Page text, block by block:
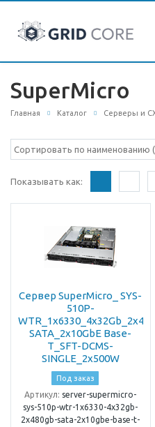
SuperMicro
Главная Каталог Серверы и
Показывать как:
Сервер SuperMicro_ SYS-
510P-
SATA_2x10GbE Base-
T_SFT-DCMS-
SINGLE_2x500W
Под заказ
Артикул: server-supermicro-
sys-510p-wtr-1x6330-4x32gb-
2x480gb-sata-2x10gbe-base-t-